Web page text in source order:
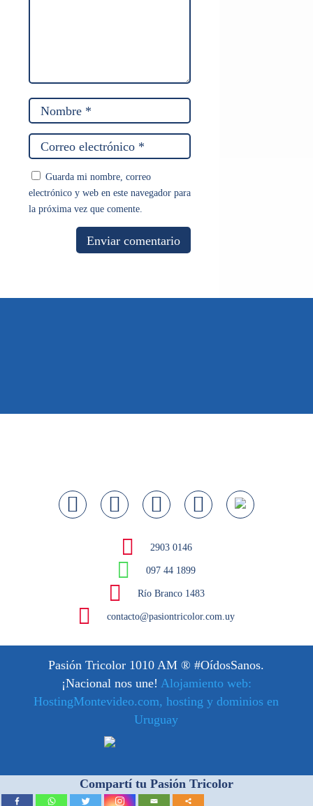
Compartí tu Pasión Tricolor
Guarda mi nombre, correo
electrónico y web en este navegador para
la próxima vez que comente.
2903 0146
097 44 1899
Río Branco 1483
contacto@pasiontricolor.com.uy
Pasión Tricolor 1010 AM ® #OídosSanos.
¡Nacional nos une! Alojamiento web:
HostingMontevideo.com, hosting y dominios en
Uruguay